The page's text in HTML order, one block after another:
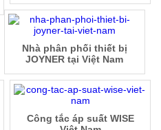
Nhà phân phối thiết bị
JOYNER tại Việt Nam
Công tắc áp suất WISE